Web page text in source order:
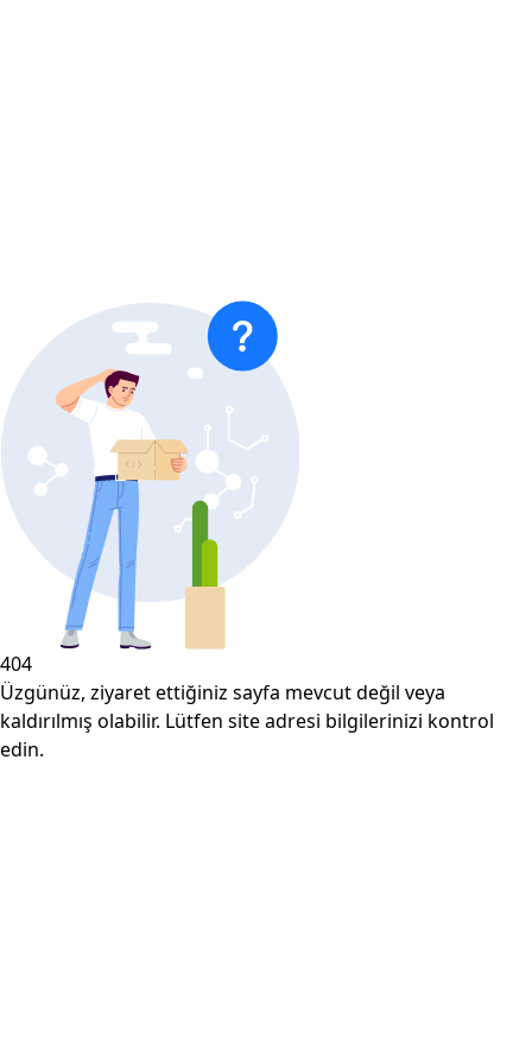
404
Üzgünüz, ziyaret ettiğiniz sayfa mevcut değil veya
kaldırılmış olabilir. Lütfen site adresi bilgilerinizi kontrol
edin.